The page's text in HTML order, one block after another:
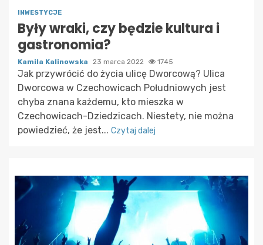
INWESTYCJE
Były wraki, czy będzie kultura i
gastronomia?
Kamila Kalinowska 23 marca 2022 1745
Jak przywrócić do życia ulicę Dworcową? Ulica
Dworcowa w Czechowicach Południowych jest
chyba znana każdemu, kto mieszka w
Czechowicach-Dziedzicach. Niestety, nie można
powiedzieć, że jest... Czytaj dalej